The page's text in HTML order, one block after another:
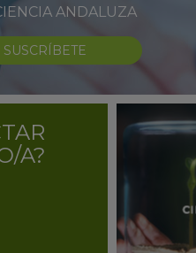
ANDALUZA
SUSCRÍBETE
A?